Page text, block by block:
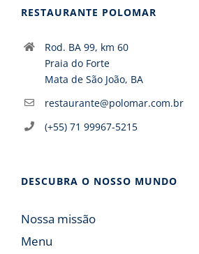
RESTAURANTE POLOMAR
Rod. BA 99, km 60
Praia do Forte
Mata de São João, BA
restaurante@polomar.com.br
(+55) 71 99967-5215
DESCUBRA O NOSSO MUNDO
Nossa missão
Menu